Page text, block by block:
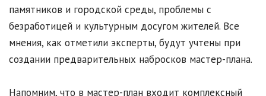
памятников и городской среды, проблемы с
безработицей и культурным досугом жителей. Все
мнения, как отметили эксперты, будут учтены при
создании предварительных набросков мастер-плана.
Напомним, что в мастер-план входит комплексный